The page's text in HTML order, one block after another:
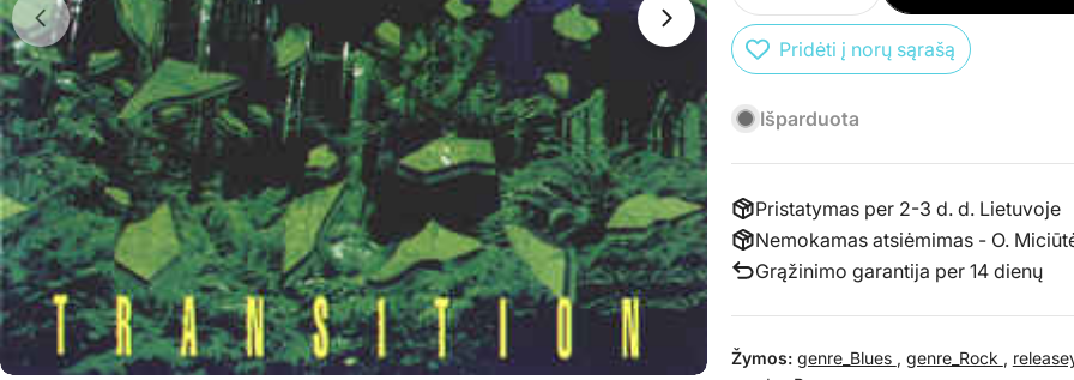
Atidaryti mediją 0 atskirame lange
Pridėti į norų sąrašą
Išparduota
Pristatymas per 2-3 d. d. Lietuvoje
Nemokamas atsiėmimas - O.
Grąžinimo garantija per 14 dienų
Žymos: genre_Blues , genre_Rock ,